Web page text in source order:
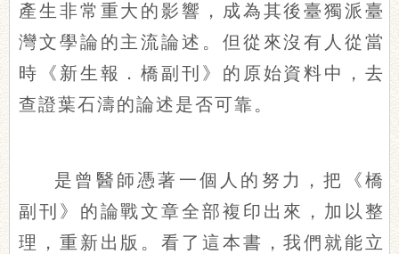
產生非常重大的影響，成為其後臺獨派臺
灣文學論的主流論述。但從來沒有人從當
時《新生報．橋副刊》的原始資料中，去
查證葉石濤的論述是否可靠。
是曾醫師憑著一個人的努力，把《橋
副刊》的論戰文章全部複印出來，加以整
理，重新出版。看了這本書，我們就能立